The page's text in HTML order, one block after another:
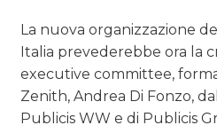
La nuova organizzazione
Italia prevederebbe ora la
executive committee,
Zenith, Andrea Di Fonzo,
Publicis WW e di Publicis